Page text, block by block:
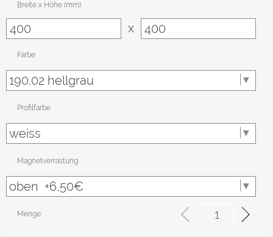
Breite x Höhe (mm)
x
Farbe
Profilfarbe
Magnetverrastung
Menge: